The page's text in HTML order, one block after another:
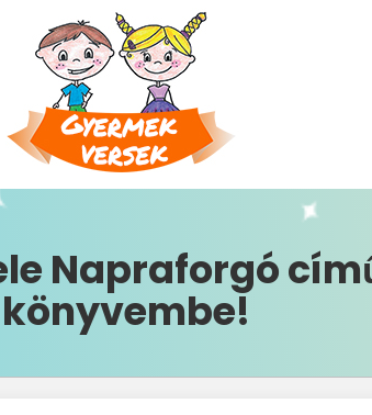
Napraforgó
könyvembe!